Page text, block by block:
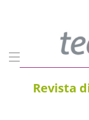
Revista